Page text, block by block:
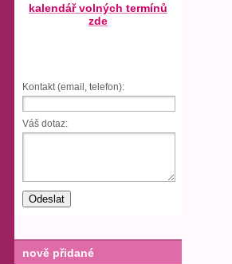
kalendář volných termínů
zde
Kontakt (email, telefon):
Váš dotaz:
nově přidané